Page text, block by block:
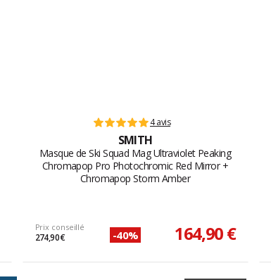
4 avis
SMITH
Masque de Ski Squad Mag Ultraviolet Peaking
Chromapop Pro Photochromic Red Mirror +
Chromapop Storm Amber
Prix conseillé
274,90 € -40% 164,90 €